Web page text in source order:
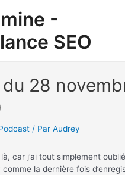
-
SEO
28
/ Par Audrey
car j’ai tout simplement
la dernière fois